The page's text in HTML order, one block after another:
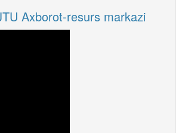
Axborot-resurs markazi